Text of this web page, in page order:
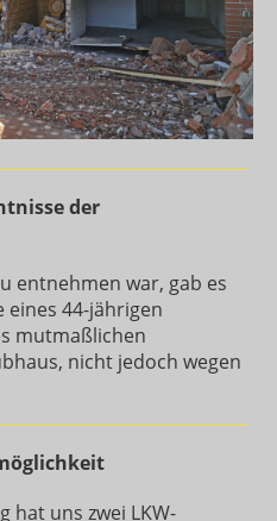
der
entnehmen war, gab es
eines 44-jährigen
mutmaßlichen
nicht jedoch wegen
hat uns zwei LKW-